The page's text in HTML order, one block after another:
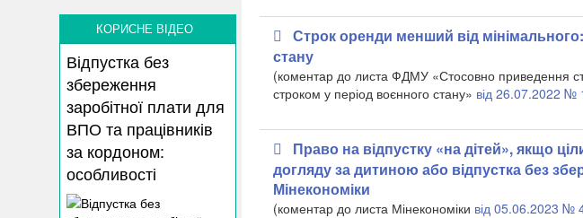
КОРИСНЕ ВІДЕО
Відпустка без
збереження
заробітної плати для
ВПО та працівників
за кордоном:
особливості
Строк оренди менший від
стану
(коментар до листа ФДМУ «Стосовно приведення
строком у період воєнного стану» від 26.07.2022 №
Право на відпустку «на дітей», якщо
догляду за дитиною або відпустка без
Мінекономіки
(коментар до листа Мінекономіки від 05.06.2023 №